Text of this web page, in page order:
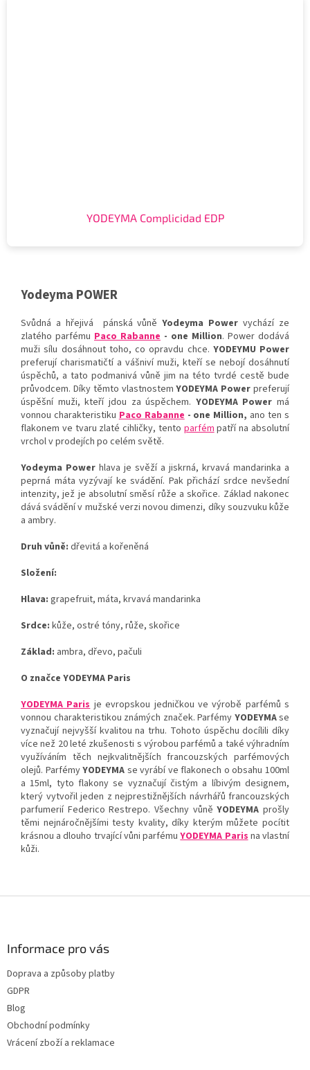
YODEYMA Complicidad EDP
Yodeyma POWER
Svůdná a hřejivá pánská vůněYodeyma Power vychází ze
zlatého parfému Paco Rabanne - one Million. Power dodává
muži sílu dosáhnout toho, co opravdu chce. YODEYMU Power
preferují charismatičtí a vášniví muži, kteří se nebojí dosáhnutí
úspěchů, a tato podmanivá vůně jim na této tvrdé cestě bude
průvodcem. Díky těmto vlastnostemYODEYMA Power preferují
úspěšní muži, kteří jdou za úspěchem. YODEYMA Power má
vonnou charakteristiku Paco Rabanne - one Million, ano ten s
flakonem ve tvaru zlaté cihličky, tento parfém patří na absolutní
vrchol v prodejích po celém světě.
Yodeyma Power hlava je svěží a jiskrná, krvavá mandarinka a
peprná máta vyzývají ke svádění. Pak přichází srdce nevšední
intenzity, jež je absolutní směsí růže a skořice. Základ nakonec
dává svádění v mužské verzi novou dimenzi, díky souzvuku kůže
a ambry.
Druh vůně: dřevitá a kořeněná
Složení:
Hlava: grapefruit, máta, krvavá mandarinka
Srdce: kůže, ostré tóny, růže, skořice
Základ: ambra, dřevo, pačuli
O značce YODEYMA Paris
YODEYMA Paris je evropskou jedničkou ve výrobě parfémů s
vonnou charakteristikou známých značek. Parfémy YODEYMAse
vyznačují nejvyšší kvalitou na trhu. Tohoto úspěchu docílili díky
více než 20 leté zkušenosti s výrobou parfémů a také výhradním
využíváním těch nejkvalitnějších francouzských parfémových
olejů. ParfémyYODEYMA se vyrábí ve flakonech o obsahu 100ml
a 15ml, tyto flakony se vyznačují čistým a líbivým designem,
který vytvořil jeden z nejprestižnějších návrhářů francouzských
parfumerií Federico Restrepo. Všechny vůněYODEYMA prošly
těmi nejnáročnějšími testy kvality, díky kterým můžete pocítit
krásnou a dlouho trvající vůni parfémuYODEYMA Paris na vlastní
kůži.
Informace pro vás
Doprava a způsoby platby
GDPR
Blog
Obchodní podmínky
Vrácení zboží a reklamace